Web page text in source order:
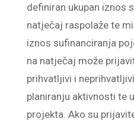
definiran ukupan iznos
natječaj raspolaže te
iznos sufinanciranja
na natječaj može
prihvatljivi i
planiranju aktivnosti te
projekta. Ako su